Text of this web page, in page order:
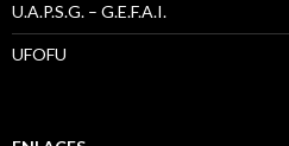
U.A.P.S.G. – G.E.F.A.I.
UFOFU